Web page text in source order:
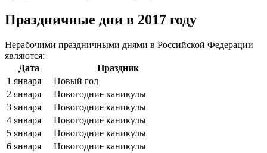
Праздничные дни в 2017 году
Нерабочими праздничными днями в Российской Федерации
являются:
Дата
Праздник
1 января
Новый год
2 января
Новогодние каникулы
3 января
Новогодние каникулы
4 января
Новогодние каникулы
5 января
Новогодние каникулы
6 января
Новогодние каникулы